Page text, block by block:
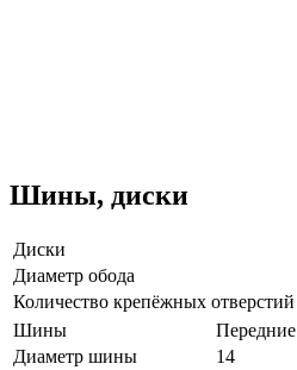
Шины, диски
Диски
Диаметр обода
Количество крепёжных отверстий
Шины
Передние
Диаметр шины
14